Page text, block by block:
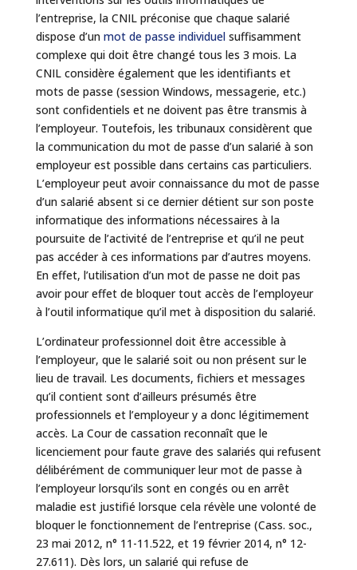
l’entreprise, la CNIL préconise que chaque salarié
dispose d’un mot de passe individuelsuffisamment
complexe qui doit être changé tous les 3 mois. La
CNIL considère également que les identifiants et
mots de passe (session Windows, messagerie, etc.)
sont confidentiels et ne doivent pas être transmis à
l’employeur. Toutefois, les tribunaux considèrent que
la communication du mot de passe d’un salarié à son
employeur est possible dans certains cas particuliers.
L’employeur peut avoir connaissance du mot de passe
d’un salarié absent si ce dernier détient sur son poste
informatique des informations nécessaires à la
poursuite de l’activité de l’entreprise et qu’il ne peut
pas accéder à ces informations par d’autres moyens.
En effet, l’utilisation d’un mot de passe ne doit pas
avoir pour effet de bloquer tout accès de l’employeur
à l’outil informatique qu’il met à disposition du salarié.
L’ordinateur professionnel doit être accessible à
l’employeur, que le salarié soit ou non présent sur le
lieu de travail. Les documents, fichiers et messages
qu’il contient sont d’ailleurs présumés être
professionnels et l’employeur y a donc légitimement
accès. La Cour de cassation reconnaît que le
licenciement pour faute grave des salariés qui refusent
délibérément de communiquer leur mot de passe à
l’employeur lorsqu’ils sont en congés ou en arrêt
maladie est justifié lorsque cela révèle une volonté de
bloquer le fonctionnement de l’entreprise (Cass. soc.,
23 mai 2012, n° 11-11.522, et 19 février 2014, n° 12-
27.611). Dès lors, un salarié qui refuse de